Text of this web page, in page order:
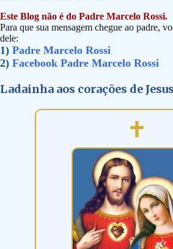
Este Blog não é do Padre Marcelo Rossi.
Para que sua mensagem chegue ao padre,
dele:
1) Padre Marcelo Rossi
2) Facebook Padre Marcelo Rossi
Ladainha aos corações de